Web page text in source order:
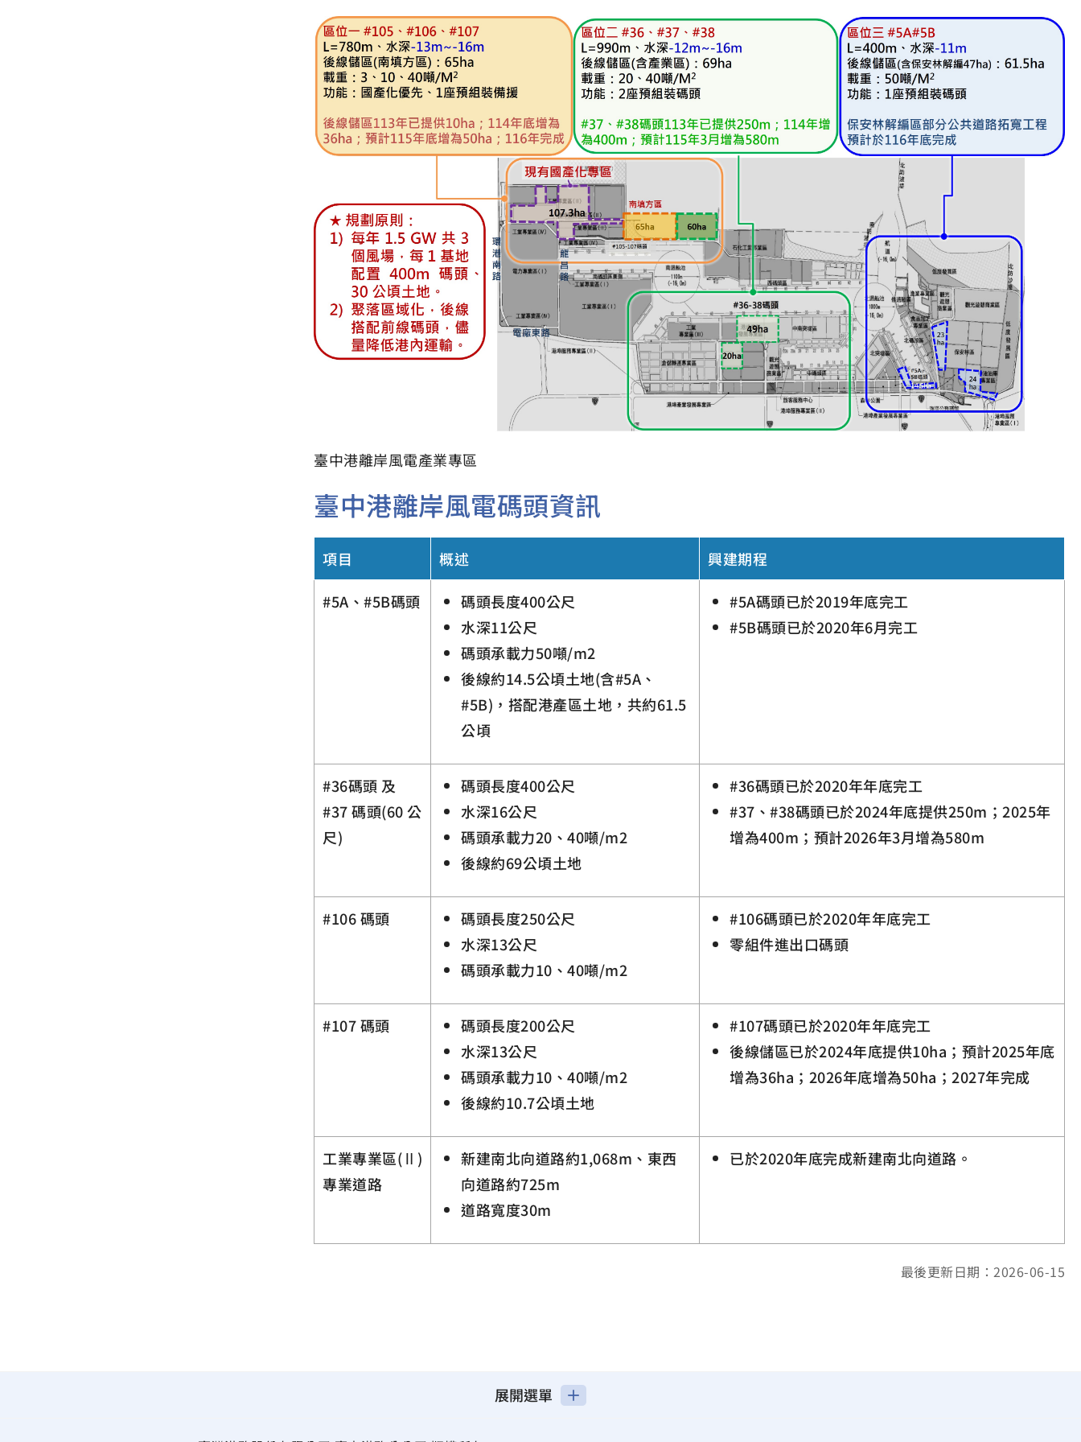
臺中港離岸風電產業專區
臺中港離岸風電碼頭資訊
項目 概述 興建期程
#5A、#5B碼頭
碼頭長度400公尺
水深11公尺
碼頭承載力50噸/m2
後線約14.5公頃土地(含#5A、
#5B)，搭配港產區土地，共約61.5
公頃
#5A碼頭已於2019年底完工
#5B碼頭已於2020年6月完工
#36碼頭 及
#37 碼頭(60 公
尺)
碼頭長度400公尺
水深16公尺
碼頭承載力20、40噸/m2
後線約69公頃土地
#36碼頭已於2020年年底完工
#37、#38碼頭已於2024年底提供250m；2025年
增為400m；預計2026年3月增為580m
#106 碼頭
碼頭長度250公尺
水深13公尺
碼頭承載力10、40噸/m2
#106碼頭已於2020年年底完工
零組件進出口碼頭
#107 碼頭
碼頭長度200公尺
水深13公尺
碼頭承載力10、40噸/m2
後線約10.7公頃土地
#107碼頭已於2020年年底完工
後線儲區已於2024年底提供10ha；預計2025年底
增為36ha；2026年底增為50ha；2027年完成
工業專業區(Ⅱ)
專業道路
新建南北向道路約1,068m、東西
向道路約725m
道路寬度30m
已於2020年底完成新建南北向道路。
最後更新日期：2026-06-15
展開選單